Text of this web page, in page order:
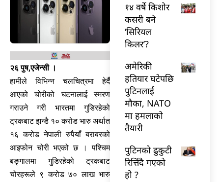
२६ पुष,एजेन्सी ।
हामीले विभिन्न चलचित्रमा हेर्दै
आएको चोरीको घटनालाई स्मरण
गराउने गरी भारतमा गुडिरहेको
ट्रकबाट झन्डै १० करोड भारु अर्थात
१६ करोड नेपाली रुपैयाँ बराबरको
आइफोन चोरी भएको छ । पश्चिम
बङ्गालमा गुडिरहेको ट्रकबाट
चोरहरूले ९ करोड ७० लाख भारु
१४ वर्षे किशोर
कसरी बने
‘सिरियल
किलर’?
अमेरिकी
हतियार घटेपछि
पुटिनलाई
मौका, NATO
मा हमलाको
तैयारी
पुटिनको ढुकुटी
रित्तिँदै गएको
हो ?